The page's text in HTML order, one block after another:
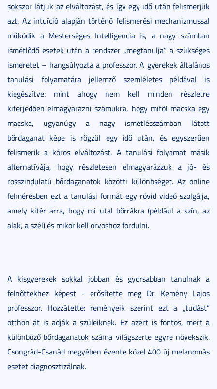
sokszor látjuk az elváltozást, és így egy idő után felismerjük
azt. Az intuíció alapján történő felismerési mechanizmussal
működik a Mesterséges Intelligencia is, a nagy számban
ismétlődő esetek után a rendszer „megtanulja” a szükséges
ismeretet – hangsúlyozta a professzor. A gyerekek általános
tanulási folyamatára jellemző szemléletes példával is
kiegészítve: mint ahogy nem kell minden részletre
kiterjedően elmagyarázni számukra, hogy mitől macska egy
macska, ugyanúgy a nagy ismétlésszámban látott
bőrdaganat képe is rögzül egy idő után, és egyszerűen
felismerik a kóros elváltozást. A tanulási folyamat másik
alternatívája, hogy részletesen elmagyarázzuk a jó- és
rosszindulatú bőrdaganatok közötti különbséget. Az online
felmérésben ezt a tanulási formát egy rövid videó szolgálja,
amely kitér arra, hogy mi utal bőrrákra (például a szín, az
alak, a szél) és mikor kell orvoshoz fordulni.
A kisgyerekek sokkal jobban és gyorsabban tanulnak a
felnőttekhez képest - erősítette meg Dr. Kemény Lajos
professzor. Hozzátette: reményeik szerint ezt a „tudást”
otthon át is adják a szüleiknek. Ez azért is fontos, mert a
különböző bőrdaganatok száma világszerte egyre növekszik.
Csongrád-Csanád megyében évente közel 400 új melanomás
esetet diagnosztizálnak.